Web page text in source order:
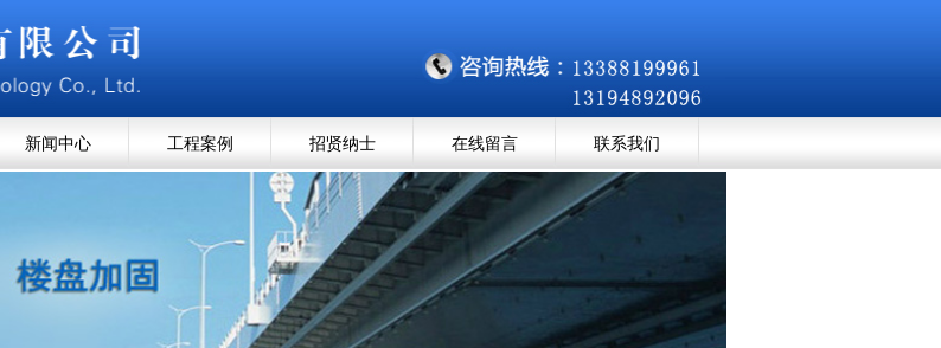
新闻中心 工程案例 招贤纳士 在线留言 联系我们